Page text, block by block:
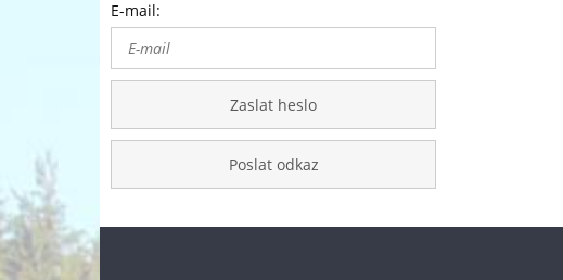
E-mail:
Zaslat heslo
Poslat odkaz